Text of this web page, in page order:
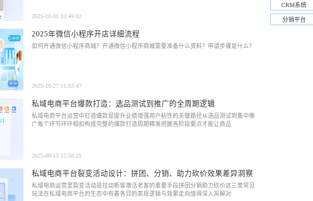
2025-10-31 10:49:02
2025年微信小程序开店详细流程
如何开通微信小程序商城？开通微信小程序商城需要准备什么资料？申请步骤是什么？
2025-10-27 11:03:47
私域电商平台爆款打造：选品测试到推广的全周期逻辑
私域电商平台运营中打造爆款是提升业绩增强用户粘性的关键路径从选品测试到集中推
广每个环节环环相扣构成完整的爆款打造周期精准把握各阶段要点才能让商品
2025-08-13 15:50:25
私域电商平台裂变活动设计：拼团、分销、助力砍价效果差异洞察
私域电商运营里裂变活动是拉动新客激活老客的重要手段拼团分销助力砍价这三类常见
玩法在私域电商平台的生态中有着各异的表现逻辑与效果走向值得深入拆解对
CRM系统
分销平台